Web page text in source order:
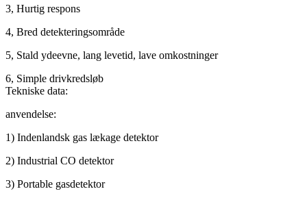
3, Hurtig respons
4, Bred detekteringsområde
5, Stald ydeevne, lang levetid, lave omkostninger
6, Simple drivkredsløb
Tekniske data:
anvendelse:
1) Indenlandsk gas lækage detektor
2) Industrial CO detektor
3) Portable gasdetektor